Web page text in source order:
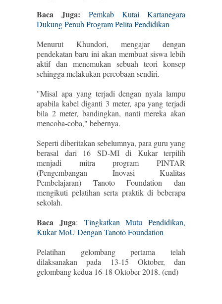
Baca Juga: Pemkab Kutai Kartanegara
Dukung Penuh Program Pelita Pendidikan
Menurut Khundori, mengajar dengan
pendekatan baru ini akan membuat siswa lebih
aktif dan menemukan sebuah teori konsep
sehingga melakukan percobaan sendiri.
"Misal apa yang terjadi dengan nyala lampu
apabila kabel diganti 3 meter, apa yang terjadi
bila 2 meter, bandingkan, nanti mereka akan
mencoba-coba," bebernya.
Seperti diberitakan sebelumnya, para guru yang
berasal dari 16 SD-MI di Kukar terpilih
menjadi mitra program PINTAR
(Pengembangan Inovasi Kualitas
Pembelajaran) Tanoto Foundation dan
mengikuti pelatihan serta praktik di beberapa
sekolah.
Baca Juga: Tingkatkan Mutu Pendidikan,
Kukar MoU Dengan Tanoto Foundation
Pelatihan gelombang pertama telah
dilaksanakan pada 13-15 Oktober, dan
gelombang kedua 16-18 Oktober 2018. (end)